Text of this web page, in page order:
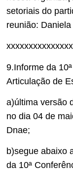
setoriais do
reunião:
9.Informe da
Articulação de
a)última versão
no dia 04 de
Dnae;
b)segue abaixo
da 10ª